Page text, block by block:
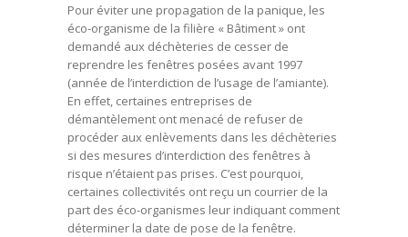
Pour éviter une propagation de la panique, les
éco-organisme de la filière « Bâtiment » ont
demandé aux déchèteries de cesser de
reprendre les fenêtres posées avant 1997
(année de l’interdiction de l’usage de l’amiante).
En effet, certaines entreprises de
démantèlement ont menacé de refuser de
procéder aux enlèvements dans les déchèteries
si des mesures d’interdiction des fenêtres à
risque n’étaient pas prises. C’est pourquoi,
certaines collectivités ont reçu un courrier de la
part des éco-organismes leur indiquant comment
déterminer la date de pose de la fenêtre.